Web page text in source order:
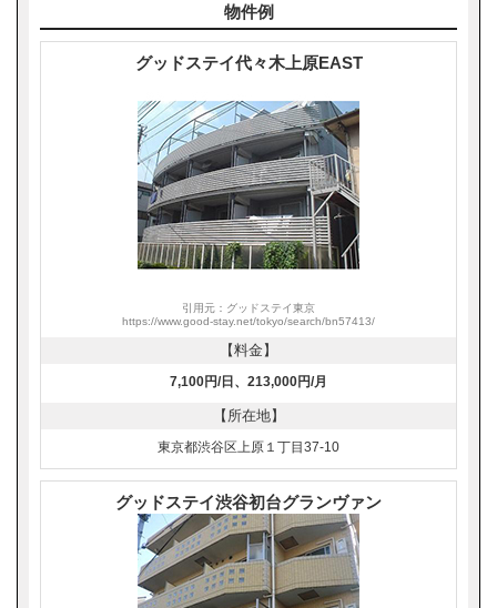
物件例
グッドステイ代々木上原EAST
引用元：グッドステイ東京
https://www.good-stay.net/tokyo/search/bn57413/
【料金】
7,100円/日、213,000円/月
【所在地】
東京都渋谷区上原１丁目37-10
グッドステイ渋谷初台グランヴァン